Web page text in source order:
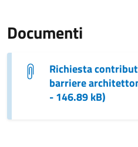
Documenti
Richiesta
barriere
- 146.89 kB)